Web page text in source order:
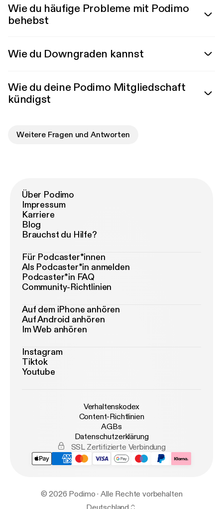
Wie du häufige Probleme mit Podimo
behebst
Wie du Downgraden kannst
Wie du deine Podimo Mitgliedschaft
kündigst
Weitere Fragen und Antworten
Über Podimo
Impressum
Karriere
Blog
Brauchst du Hilfe?
Für Podcaster*innen
Als Podcaster*in anmelden
Podcaster*in FAQ
Community-Richtlinien
Auf dem iPhone anhören
Auf Android anhören
Im Web anhören
Instagram
Tiktok
Youtube
Verhaltenskodex
Content-Richtlinien
AGBs
Datenschutzerklärung
SSL Zertifizierte Verbindung
© 2026 Podimo · Alle Rechte vorbehalten